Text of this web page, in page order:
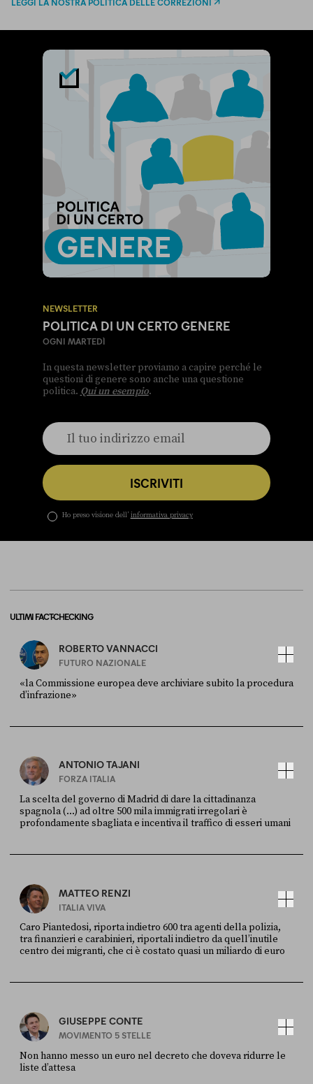
NEWSLETTER
POLITICA DI UN CERTO GENERE
OGNI MARTEDÌ
In questa newsletter proviamo a capire perché le
questioni di genere sono anche una questione
politica. Qui un esempio.
ISCRIVITI
Ho preso visione dell’ informativa privacy
ULTIMI FACT-CHECKING
ROBERTO VANNACCI
FUTURO NAZIONALE
«la Commissione europea deve archiviare subito la procedura
d’infrazione»
ANTONIO TAJANI
FORZA ITALIA
La scelta del governo di Madrid di dare la cittadinanza
spagnola (...) ad oltre 500 mila immigrati irregolari è
profondamente sbagliata e incentiva il traffico di esseri umani
MATTEO RENZI
ITALIA VIVA
Caro Piantedosi, riporta indietro 600 tra agenti della polizia,
tra finanzieri e carabinieri, riportali indietro da quell’inutile
centro dei migranti, che ci è costato quasi un miliardo di euro
GIUSEPPE CONTE
MOVIMENTO 5 STELLE
Non hanno messo un euro nel decreto che doveva ridurre le
liste d’attesa